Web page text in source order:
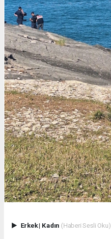
Erkek| Kadın (Haberi Sesli Oku)